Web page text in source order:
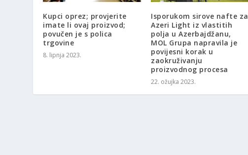
Kupci oprez; provjerite
imate li ovaj proizvod;
povučen je s polica
trgovine
8. lipnja 2023.
Isporukom sirove nafte za
Azeri Light iz vlastitih
polja u Azerbajdžanu,
MOL Grupa napravila je
povijesni korak u
zaokruživanju
proizvodnog procesa
22. ožujka 2023.